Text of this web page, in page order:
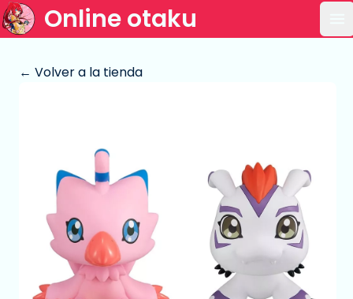
Online otaku
← Volver a la tienda